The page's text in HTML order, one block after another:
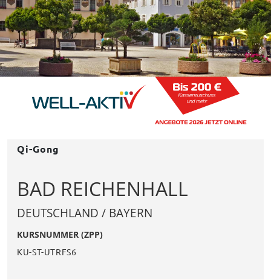
Qi-Gong
BAD REICHENHALL
DEUTSCHLAND / BAYERN
KURSNUMMER (ZPP)
KU-ST-UTRFS6